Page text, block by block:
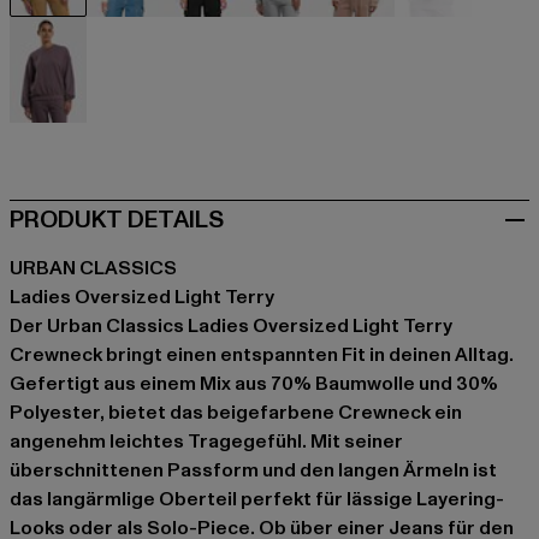
beige
PRODUKT DETAILS
URBAN CLASSICS
Ladies Oversized Light Terry
Der Urban Classics Ladies Oversized Light Terry
Crewneck bringt einen entspannten Fit in deinen Alltag.
Gefertigt aus einem Mix aus 70% Baumwolle und 30%
Polyester, bietet das beigefarbene Crewneck ein
angenehm leichtes Tragegefühl. Mit seiner
überschnittenen Passform und den langen Ärmeln ist
das langärmlige Oberteil perfekt für lässige Layering-
Looks oder als Solo-Piece. Ob über einer Jeans für den